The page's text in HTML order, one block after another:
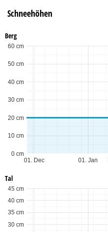
Schneehöhen
Berg
01. Dec 01. Jan
0 cm
10 cm
20 cm
30 cm
40 cm
50 cm
60 cm
Tal
30 cm
35 cm
40 cm
45 cm